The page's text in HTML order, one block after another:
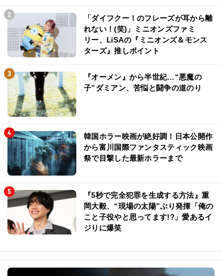
「ダイフクー！のフレーズが耳から離
れない！(笑)」ミニオンズファミ
リー、LiSAの『ミニオンズ＆モンス
ターズ』推しポイント
『オーメン』から半世紀…“悪魔の
子”ダミアン、苦悩と闘争の道のり
韓国ホラー映画が絶好調！日本公開作
から富川国際ファンタスティック映画
祭で目撃した最新ホラーまで
『5秒で完全犯罪を生成する方法』重
岡大毅、“現場の太陽”ぶり発揮「俺の
こと子役やと思ってます!?」愛あるイ
ジりに爆笑